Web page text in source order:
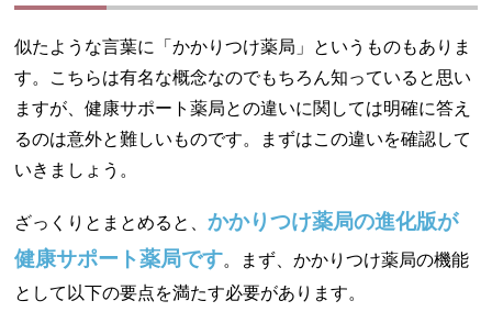
似たような言葉に「かかりつけ薬局」というものもありま
す。こちらは有名な概念なのでもちろん知っていると思い
ますが、健康サポート薬局との違いに関しては明確に答え
るのは意外と難しいものです。まずはこの違いを確認して
いきましょう。
ざっくりとまとめると、 かかりつけ薬局の進化版が
健康サポート薬局です。まず、かかりつけ薬局の機能
として以下の要点を満たす必要があります。